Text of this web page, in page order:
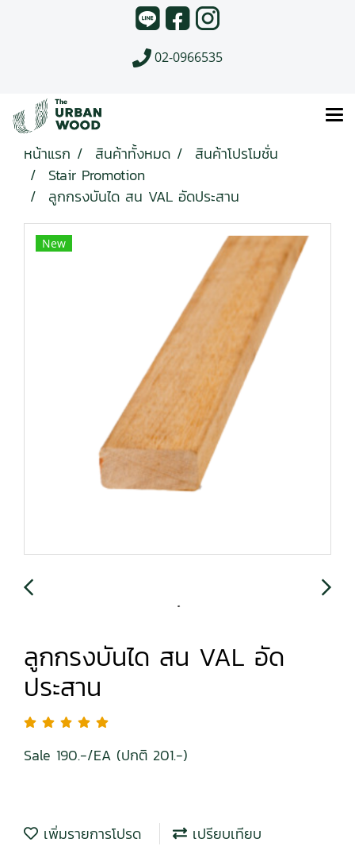
02-0966535
หน้าแรก สินค้าทั้งหมด
สินค้าโปรโมชั่น
Stair Promotion
ลูกกรงบันได สน VAL อัดประสาน
New
ลูกกรงบันได สน VAL อัด
ประสาน
Sale 190.-/EA (ปกติ 201.-)
เพิ่มรายการโปรด
เปรียบเทียบ